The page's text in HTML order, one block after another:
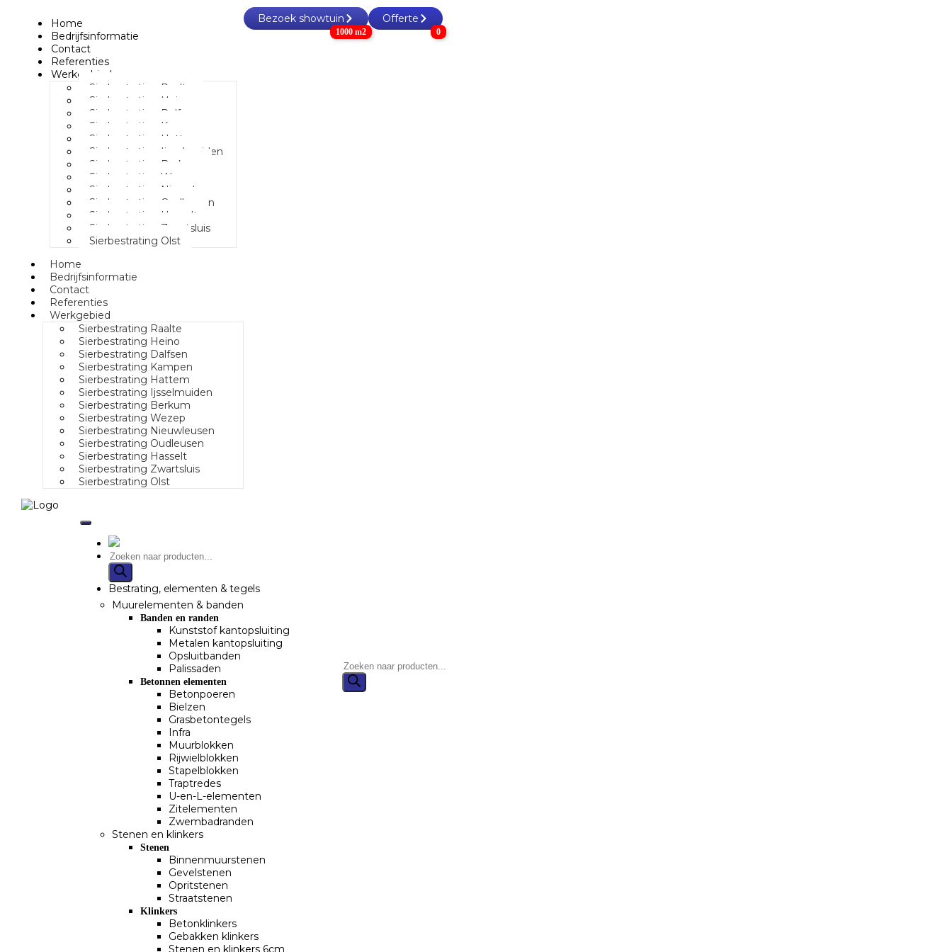
Home
Bedrijfsinformatie
Contact
Referenties
Werkgebied
Sierbestrating Raalte
Sierbestrating Heino
Sierbestrating Dalfsen
Sierbestrating Kampen
Sierbestrating Hattem
Sierbestrating Ijsselmuiden
Sierbestrating Berkum
Sierbestrating Wezep
Sierbestrating Nieuwleusen
Sierbestrating Oudleusen
Sierbestrating Hasselt
Sierbestrating Zwartsluis
Sierbestrating Olst
Home
Bedrijfsinformatie
Contact
Referenties
Werkgebied
Sierbestrating Raalte
Sierbestrating Heino
Sierbestrating Dalfsen
Sierbestrating Kampen
Sierbestrating Hattem
Sierbestrating Ijsselmuiden
Sierbestrating Berkum
Sierbestrating Wezep
Sierbestrating Nieuwleusen
Sierbestrating Oudleusen
Sierbestrating Hasselt
Sierbestrating Zwartsluis
Sierbestrating Olst
Bezoek showtuin
1000 m2
Offerte
0
Bestrating, elementen & tegels
Muurelementen & banden
Banden en randen
Kunststof kantopsluiting
Metalen kantopsluiting
Opsluitbanden
Palissaden
Betonnen elementen
Betonpoeren
Bielzen
Grasbetontegels
Infra
Muurblokken
Rijwielblokken
Stapelblokken
Traptredes
U-en-L-elementen
Zitelementen
Zwembadranden
Stenen en klinkers
Stenen
Binnenmuurstenen
Gevelstenen
Opritstenen
Straatstenen
Klinkers
Betonklinkers
Gebakken klinkers
Stenen en klinkers 6cm